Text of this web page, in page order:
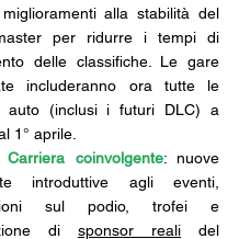
alla stabilità del
per ridurre i tempi di
delle classifiche. Le gare
includeranno ora tutte le
auto (inclusi i futuri DLC) a
1° aprile.
Carriera coinvolgente: nuove
introduttive agli eventi,
sul podio, trofei e
di sponsor reali del